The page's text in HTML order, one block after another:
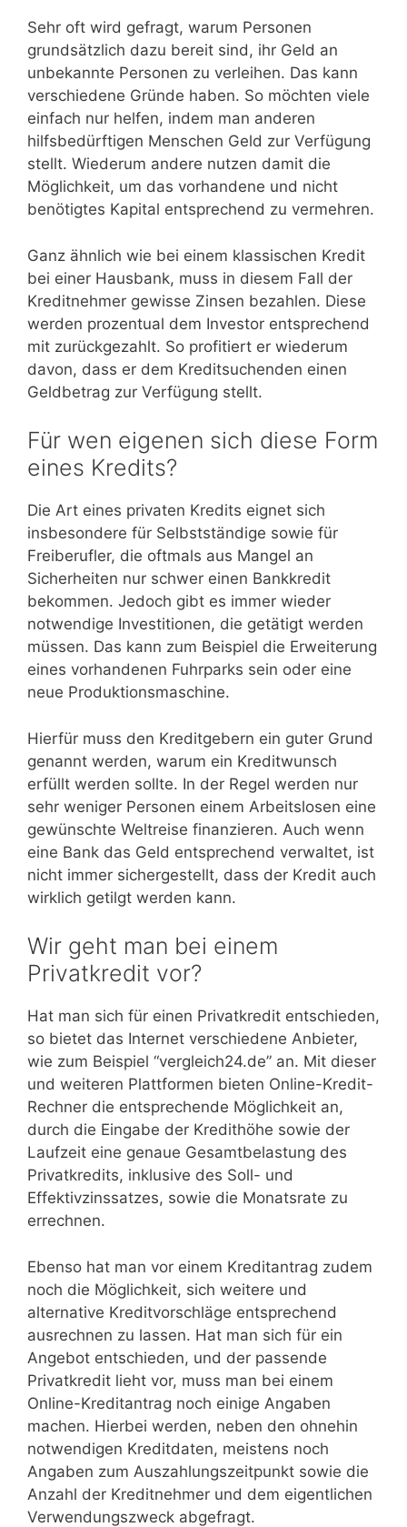
Sehr oft wird gefragt, warum Personen
grundsätzlich dazu bereit sind, ihr Geld an
unbekannte Personen zu verleihen. Das kann
verschiedene Gründe haben. So möchten viele
einfach nur helfen, indem man anderen
hilfsbedürftigen Menschen Geld zur Verfügung
stellt. Wiederum andere nutzen damit die
Möglichkeit, um das vorhandene und nicht
benötigtes Kapital entsprechend zu vermehren.
Ganz ähnlich wie bei einem klassischen Kredit
bei einer Hausbank, muss in diesem Fall der
Kreditnehmer gewisse Zinsen bezahlen. Diese
werden prozentual dem Investor entsprechend
mit zurückgezahlt. So profitiert er wiederum
davon, dass er dem Kreditsuchenden einen
Geldbetrag zur Verfügung stellt.
Für wen eigenen sich diese Form
eines Kredits?
Die Art eines privaten Kredits eignet sich
insbesondere für Selbstständige sowie für
Freiberufler, die oftmals aus Mangel an
Sicherheiten nur schwer einen Bankkredit
bekommen. Jedoch gibt es immer wieder
notwendige Investitionen, die getätigt werden
müssen. Das kann zum Beispiel die Erweiterung
eines vorhandenen Fuhrparks sein oder eine
neue Produktionsmaschine.
Hierfür muss den Kreditgebern ein guter Grund
genannt werden, warum ein Kreditwunsch
erfüllt werden sollte. In der Regel werden nur
sehr weniger Personen einem Arbeitslosen eine
gewünschte Weltreise finanzieren. Auch wenn
eine Bank das Geld entsprechend verwaltet, ist
nicht immer sichergestellt, dass der Kredit auch
wirklich getilgt werden kann.
Wir geht man bei einem
Privatkredit vor?
Hat man sich für einen Privatkredit entschieden,
so bietet das Internet verschiedene Anbieter,
wie zum Beispiel “vergleich24.de” an. Mit dieser
und weiteren Plattformen bieten Online-Kredit-
Rechner die entsprechende Möglichkeit an,
durch die Eingabe der Kredithöhe sowie der
Laufzeit eine genaue Gesamtbelastung des
Privatkredits, inklusive des Soll- und
Effektivzinssatzes, sowie die Monatsrate zu
errechnen.
Ebenso hat man vor einem Kreditantrag zudem
noch die Möglichkeit, sich weitere und
alternative Kreditvorschläge entsprechend
ausrechnen zu lassen. Hat man sich für ein
Angebot entschieden, und der passende
Privatkredit lieht vor, muss man bei einem
Online-Kreditantrag noch einige Angaben
machen. Hierbei werden, neben den ohnehin
notwendigen Kreditdaten, meistens noch
Angaben zum Auszahlungszeitpunkt sowie die
Anzahl der Kreditnehmer und dem eigentlichen
Verwendungszweck abgefragt.